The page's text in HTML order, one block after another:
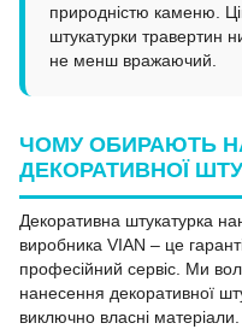
природністю каменю.
штукатурки травертин
не менш вражаючий.
ЧОМУ ОБИРАЮТЬ
ДЕКОРАТИВНОЇ
Декоративна штукатурка
виробника VIAN – це
професійний сервіс. Ми
нанесення декоративної
виключно власні матеріали.